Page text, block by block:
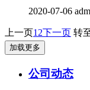
2020-07-06
上一页12下一页 转
加载更多
公司动态